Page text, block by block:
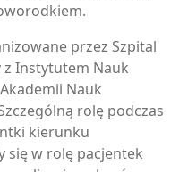
przez Szpital
z Instytutem Nauk
Nauk
rolę podczas
kierunku
się w rolę pacjentek